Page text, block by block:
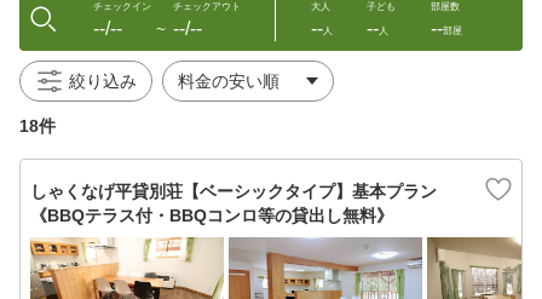
チェックイン
--/-- 〜
チェックアウト
--/--
大人
--人
子ども
--人
部屋数
--部屋
絞り込み
18件
しゃくなげ平貸別荘【ベーシックタイプ】基本プラン
《BBQテラス付・BBQコンロ等の貸出し無料》